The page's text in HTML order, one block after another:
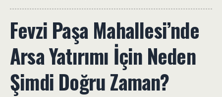
Fevzi Paşa Mahallesi’nde
Arsa Yatırımı İçin Neden
Şimdi Doğru Zaman?